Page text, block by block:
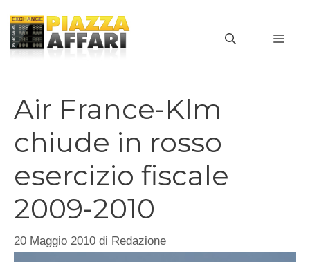
contenuto
Air France-Klm
chiude in rosso
esercizio fiscale
2009-2010
20 Maggio 2010 di Redazione